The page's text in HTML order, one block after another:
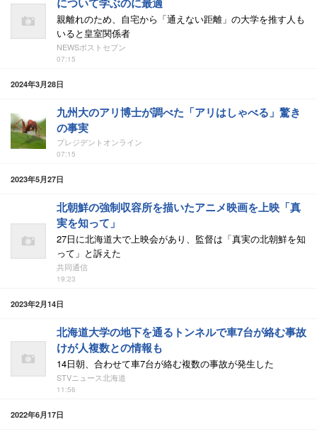
親離れのため、自宅から「通えない距離」の大学を推す人も
いると皇室関係者
NEWSポストセブン
07:15
2024年3月28日
九州大のアリ博士が調べた「アリはしゃべる」驚き
の事実
プレジデントオンライン
07:15
2023年5月27日
北朝鮮の強制収容所を描いたアニメ映画を上映「真
実を知って」
27日に北海道大で上映会があり、監督は「真実の北朝鮮を知
って」と訴えた
共同通信
19:23
2023年2月14日
北海道大学の地下を通るトンネルで車7台が絡む事故
けが人複数との情報も
14日朝、合わせて車7台が絡む複数の事故が発生した
STVニュース北海道
11:56
2022年6月17日